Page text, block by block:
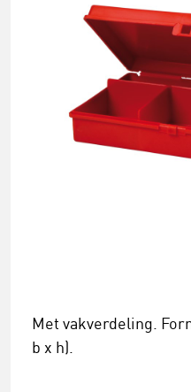
Met vakverdeling.
b x h).